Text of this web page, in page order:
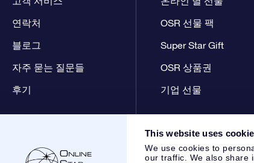
This website uses
We use cookies to
our traffic. We also share
연락처
블로그
자주 묻는 질문들
후기
OSR 선물 팩
Super Star Gift
OSR 상품권
기업 선물